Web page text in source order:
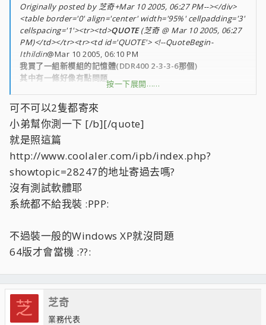
Originally posted by 芝奇+Mar 10 2005, 06:27 PM--></div>
<table border='0' align='center' width='95%' cellpadding='3'
cellspacing='1'><tr><td>QUOTE(芝奇 @ Mar 10 2005, 06:27
PM)</td></tr><tr><td id='QUOTE'> <!--QuoteBegin-
Ithildin@Mar 10 2005, 06:10 PM
我買了一組新模組的記憶體(DDR400 2-3-3-6那個)
其中有一條好像有點問題
我安裝XP64位元版的時候單插這條或是雙通道會掛
另一條OK
這樣送修我是要一組一起寄過去還是寄這隻就好?
按一下展開……
可不可以2隻都寄來
小弟幫你測一下 [/b][/quote]
就是照這篇
http://www.coolaler.com/ipb/index.php?
showtopic=28247的地址寄過去嗎?
沒有測試軟體耶
系統都不給我裝 :PPP:
不過裝一般的Windows XP就沒問題
64版才會當機 :??:
芝 芝奇
業務代表